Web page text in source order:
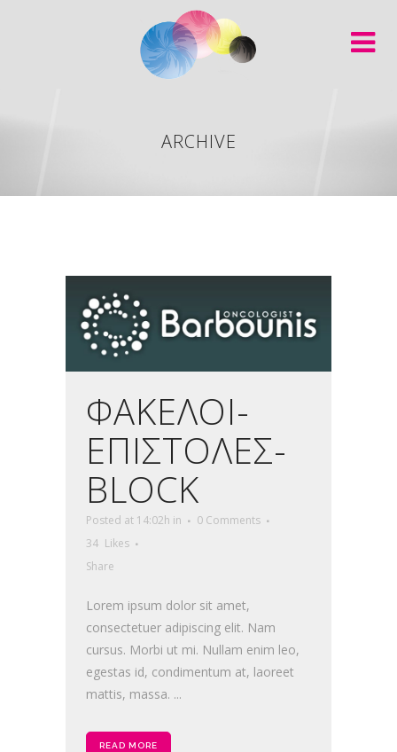
ARCHIVE
ΦΑΚΕΛΟΙ-
ΕΠΙΣΤΟΛΕΣ-
BLOCK
Posted at 14:02h in
0 Comments
34 Likes
Share
Lorem ipsum dolor sit amet,
consectetuer adipiscing elit. Nam
cursus. Morbi ut mi. Nullam enim leo,
egestas id, condimentum at, laoreet
mattis, massa. ...
READ MORE